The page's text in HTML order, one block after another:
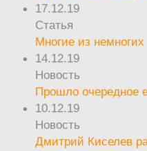
17.12.19
Статья
Многие из немногих
14.12.19
Новость
Прошло очередное
10.12.19
Новость
Дмитрий Киселев